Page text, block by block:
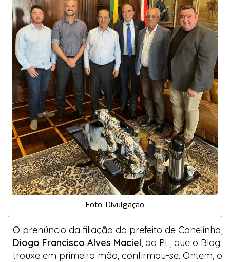
Foto: Divulgação
O prenúncio da filiação do prefeito de Canelinha,
Diogo Francisco Alves Maciel, ao PL, que o Blog
trouxe em primeira mão, confirmou-se. Ontem, o